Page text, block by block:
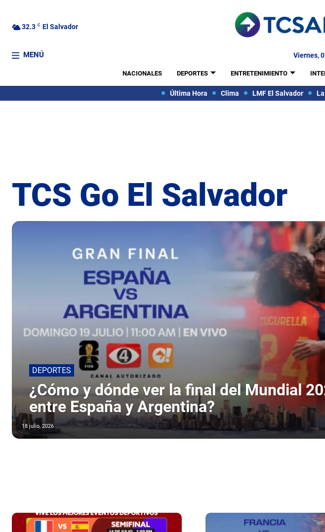
32.3 C El Salvador
MENÚ Viernes,
NACIONALES DEPORTES ENTRETENIMIENTO
Última Hora Clima LMF El Salvador
TCS Go El Salvador
DEPORTES
¿Cómo y dónde ver la final del Mundial
entre España y Argentina?
18 julio, 2026